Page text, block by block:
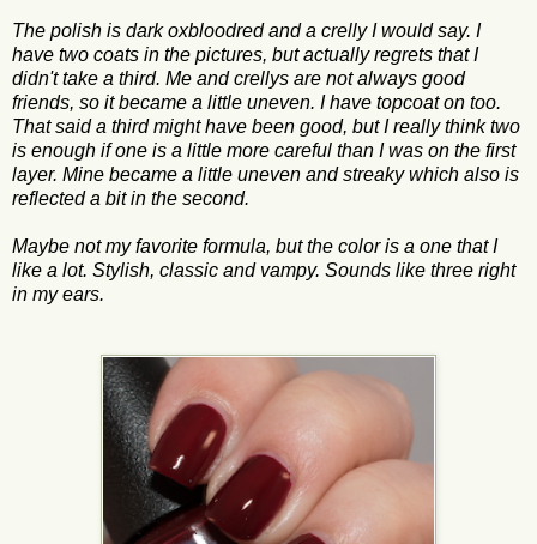
The polish is dark oxbloodred and a crelly I would say. I
have two coats in the pictures, but actually regrets that I
didn't take a third. Me and crellys are not always good
friends, so it became a little uneven. I have topcoat on too.
That said a third might have been good, but I really think two
is enough if one is a little more careful than I was on the first
layer. Mine became a little uneven and streaky which also is
reflected a bit in the second.
Maybe not my favorite formula, but the color is a one that I
like a lot. Stylish, classic and vampy. Sounds like three right
in my ears.